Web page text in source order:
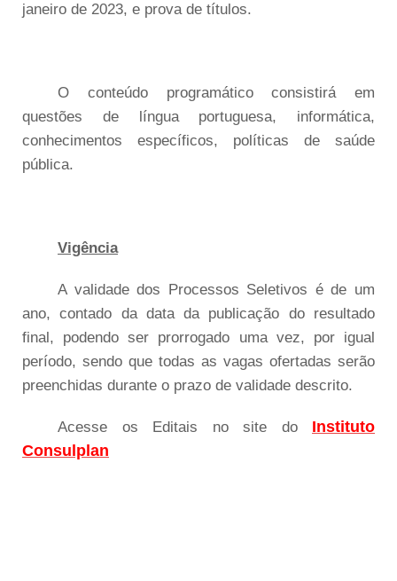
janeiro de 2023, e prova de títulos.
O conteúdo programático consistirá em
questões de língua portuguesa, informática,
conhecimentos específicos, políticas de saúde
pública.
Vigência
A validade dos Processos Seletivos é de um
ano, contado da data da publicação do resultado
final, podendo ser prorrogado uma vez, por igual
período, sendo que todas as vagas ofertadas serão
preenchidas durante o prazo de validade descrito.
Acesse os Editais no site do Instituto
Consulplan